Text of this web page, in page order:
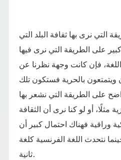
التي نرى بها ثقافة البلد التي
على الطريقة التي نرى فيها
فإن كانت وجهة نظرنا عن
ويتمتعون بالحرية فستكون تلك
على الطريقة التي نشعر بها
مثلًا، أو لو كنا نرى أن الثقافة
وراقية فهناك احتمال كبير أن
نتحدث اللغة الفرنسية كلغة
ثانية.